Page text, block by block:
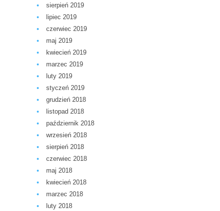
sierpień 2019
lipiec 2019
czerwiec 2019
maj 2019
kwiecień 2019
marzec 2019
luty 2019
styczeń 2019
grudzień 2018
listopad 2018
październik 2018
wrzesień 2018
sierpień 2018
czerwiec 2018
maj 2018
kwiecień 2018
marzec 2018
luty 2018